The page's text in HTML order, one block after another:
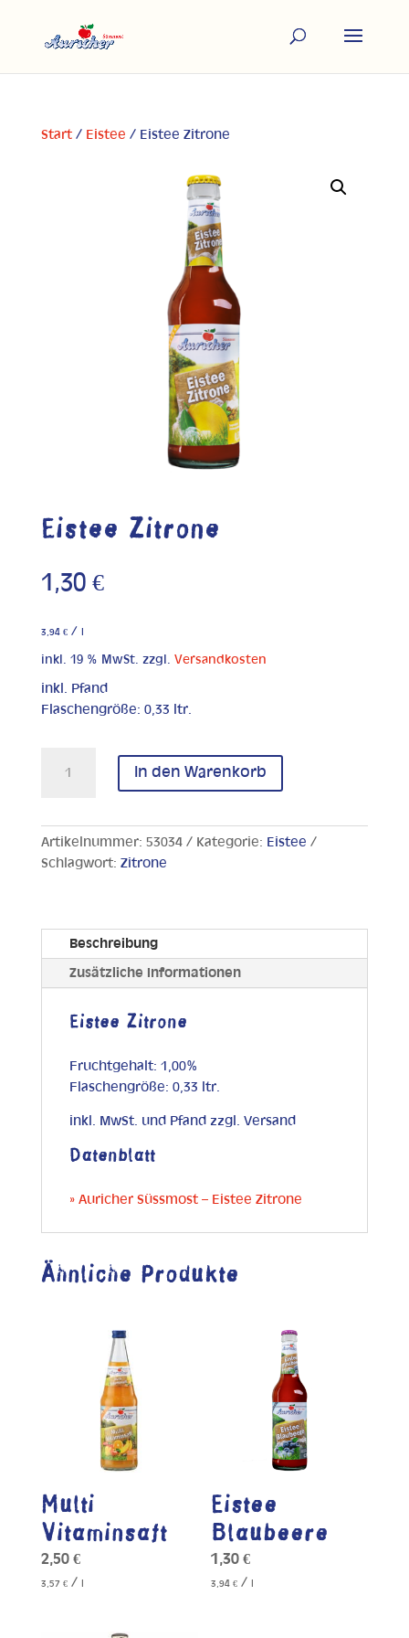
Start/ Eistee / Eistee Zitrone
Eistee Zitrone
1,30 €
3,94 €/
inkl. 19 % MwSt. zzgl. Versandkosten
inkl. Pfand
Flaschengröße: 0,33 ltr.
Zitrone
In den Warenkorb
Artikelnummer: 53034 Kategorie: Eistee
Schlagwort: Zitrone
Beschreibung
Zusätzliche Informationen
Eistee Zitrone
Fruchtgehalt: 1,00%
Flaschengröße: 0,33 ltr.
inkl. MwSt. und Pfand zzgl. Versand
Datenblatt
» Auricher Süssmost – Eistee Zitrone
Ähnliche Produkte
Multi
Vitaminsaft
2,50 €
3,57 €/
Eistee
Blaubeere
1,30€
3,94€ /